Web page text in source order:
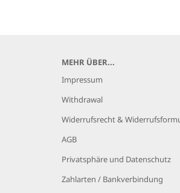
MEHR ÜBER...
Impressum
Withdrawal
Widerrufsrecht &
AGB
Privatsphäre und Datenschutz
Zahlarten / Bankverbindung